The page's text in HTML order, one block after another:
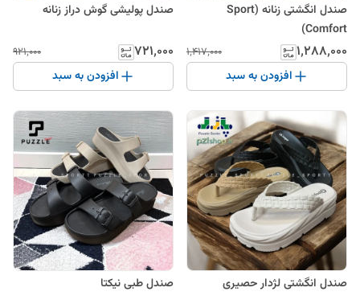
صندل انگشتی زنانه Sport)
Comfort)
۱٬۲۸۸٬۰۰۰ ۱٬۴۱۷٬۰۰۰
افزودن به سبد
صندل پولیشی گوش دراز زنانه
۷۲۱٬۰۰۰ ۹۲۱٬۰۰۰
افزودن به سبد
صندل انگشتی لژدار حصیری صندل طبی نیکتا